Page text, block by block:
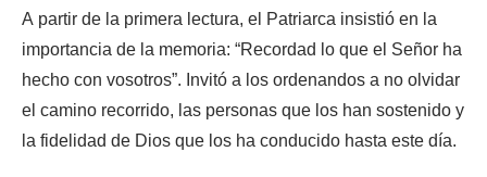
A partir de la primera lectura, el Patriarca insistió en la
importancia de la memoria: “Recordad lo que el Señor ha
hecho con vosotros”. Invitó a los ordenandos a no olvidar
el camino recorrido, las personas que los han sostenido y
la fidelidad de Dios que los ha conducido hasta este día.